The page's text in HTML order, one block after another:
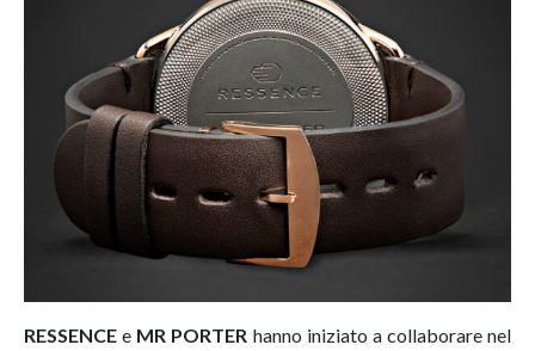
RESSENCE e MR PORTER hanno iniziato a collaborare nel